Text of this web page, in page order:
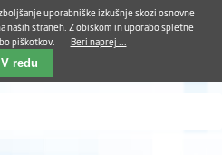
Iskalnik
uporabniške izkušnje skozi osnovne
straneh. Z obiskom in uporabo spletne
piškotkov.
Beri naprej ...
V redu